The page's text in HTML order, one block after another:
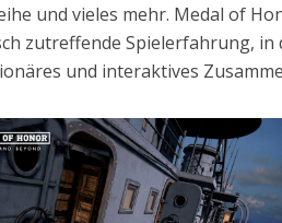
und vieles mehr. Medal of
zutreffende Spielerfahrung, in
und interaktives